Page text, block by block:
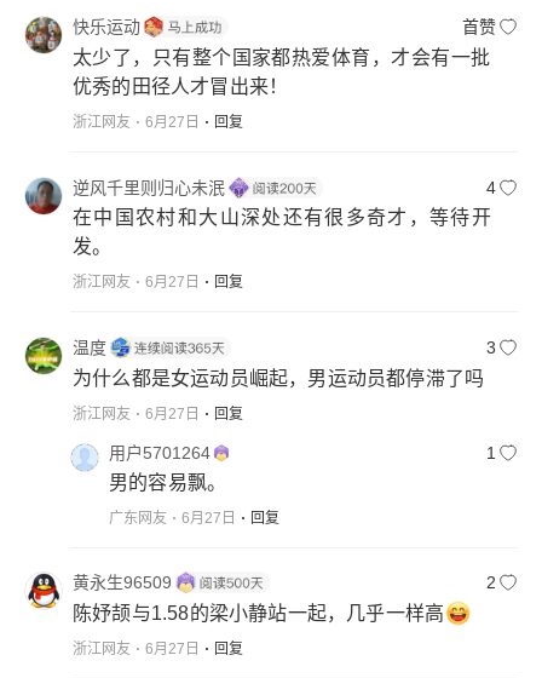
快乐运动 首赞
太少了，只有整个国家都热爱体育，才会有一批
优秀的田径人才冒出来！
浙江网友 6月27日 回复
逆风千里则归心未泯 4
在中国农村和大山深处还有很多奇才，等待开
发。
浙江网友 6月27日 回复
温度 3
为什么都是女运动员崛起，男运动员都停滞了吗
浙江网友 6月27日 回复
用户5701264 1
男的容易飘。
广东网友 6月27日 回复
黄永生96509 2
陈妤颉与1.58的梁小静站一起，几乎一样高
浙江网友 6月27日 回复